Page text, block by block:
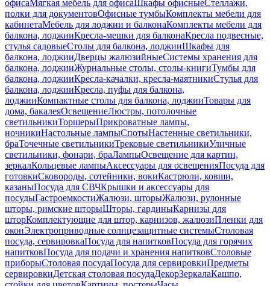
офисаМягкая мебель для офисаШкафы офисныеСтеллажи,
полки для документовОфисные тумбыКомплекты мебели для
кабинетаМебель для лоджии и балконаКомплекты мебели для
балкона, лоджииКресла-мешки для балконаКресла подвесные,
стулья садовыеСтолы для балкона, лоджииШкафы для
балкона, лоджииДверцы жалюзийныеСистемы хранения для
балкона, лоджииЖурнальные столы, столы-книгиТумбы для
балкона, лоджииКресла-качалки, кресла-маятникиСтулья для
балкона, лоджииКресла, пуфы для балкона,
лоджииКомпактные столы для балкона, лоджииТовары для
дома, бакалеяОсвещениеЛюстры, потолочные
светильникиТоршерыПрикроватные лампы,
ночникиНастольные лампыСпотыНастенные светильники,
браТочечные светильникиТрековые светильникиУличные
светильники, фонари, браЛампыОсвещение для картин,
зеркалКольцевые лампыАксессуары для освещенияПосуда для
готовкиСковороды, сотейники, вокиКастрюли, ковши,
казаныПосуда для СВЧКрышки и аксессуары для
посудыГастроемкостиЖалюзи, шторыЖалюзи, рулонные
шторы, римские шторыШторы, гардиныКарнизы для
шторКомплектующие для штор, карнизов, жалюзиПленки для
оконЭлектроприводные солнцезащитные системыСтоловая
посуда, сервировкаПосуда для напитковПосуда для горячих
напитковПосуда для подачи и хранения напитковСтоловые
приборыСтоловая посудаПосуда для сервировкиПредметы
сервировкиДетская столовая посудаДекорЗеркалаКашпо,